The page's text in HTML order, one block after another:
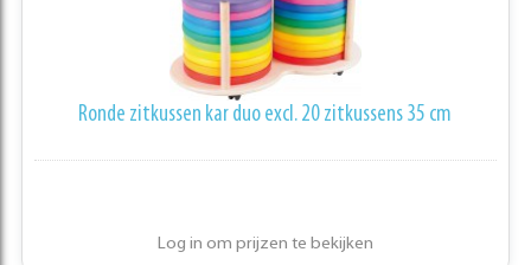
Ronde zitkussen kar duo excl. 20 zitkussens 35 cm
Log in om prijzen te bekijken